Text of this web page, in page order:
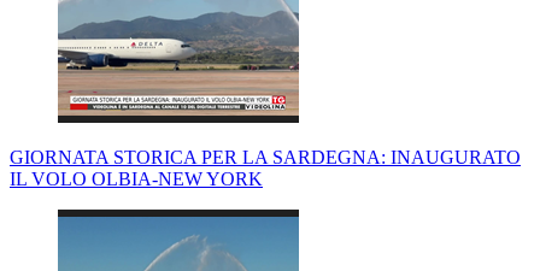
GIORNATA STORICA PER LA SARDEGNA: INAUGURATO
IL VOLO OLBIA-NEW YORK